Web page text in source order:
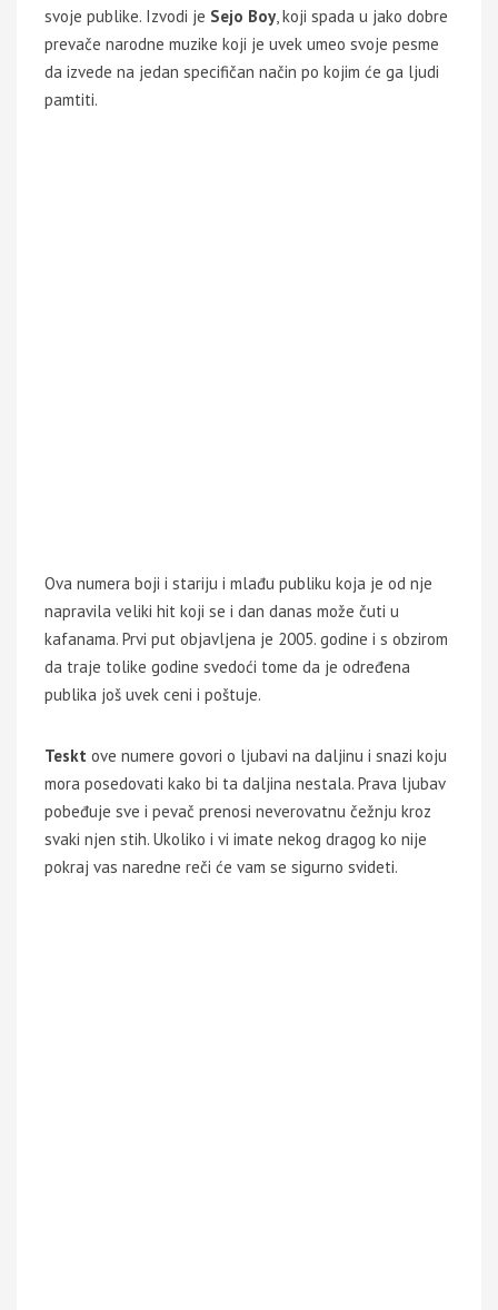
svoje publike. Izvodi je Sejo Boy, koji spada u jako dobre
prevače narodne muzike koji je uvek umeo svoje pesme
da izvede na jedan specifičan način po kojim će ga ljudi
pamtiti.
Ova numera boji i stariju i mlađu publiku koja je od nje
napravila veliki hit koji se i dan danas može čuti u
kafanama. Prvi put objavljena je 2005. godine i s obzirom
da traje tolike godine svedoći tome da je određena
publika još uvek ceni i poštuje.
Teskt ove numere govori o ljubavi na daljinu i snazi koju
mora posedovati kako bi ta daljina nestala. Prava ljubav
pobeđuje sve i pevač prenosi neverovatnu čežnju kroz
svaki njen stih. Ukoliko i vi imate nekog dragog ko nije
pokraj vas naredne reči će vam se sigurno svideti.